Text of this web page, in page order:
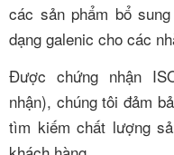
các sản phẩm bổ
dạng galenic cho các
Được chứng nhận
nhận), chúng tôi đảm
tìm kiếm chất lượng